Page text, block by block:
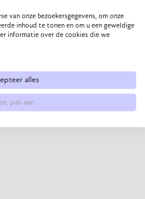
van onze bezoekersgegevens, om onze
inhoud te tonen en om u een geweldige
informatie over de cookies die we
alles
pas aan